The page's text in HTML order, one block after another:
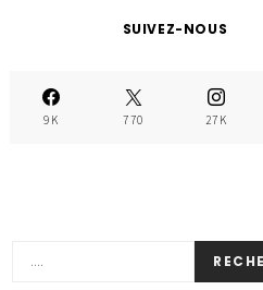
SUIVEZ-NOUS
9K 770 27K